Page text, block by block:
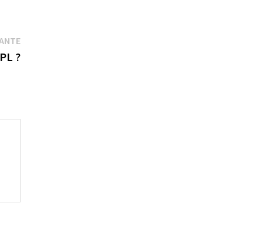
Publication
suivante :
?